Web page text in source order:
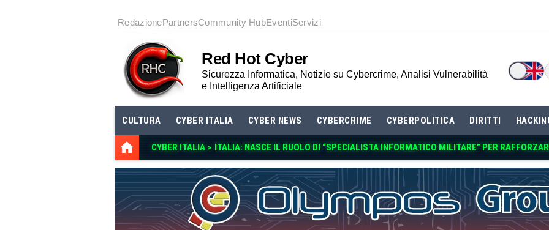
RedazionePartnersCommunity HubEventiServizi
Red Hot Cyber
Sicurezza Informatica, Notizie su Cybercrime, Analisi Vulnerabilità
e Intelligenza Artificiale
CULTURA CYBER ITALIA CYBER NEWS CYBERCRIME CYBERPOLITICA DIRITTI
CYBER ITALIA > ITALIA: NASCE IL RUOLO DI “SPECIALISTA INFORMATICO MILITARE” PER